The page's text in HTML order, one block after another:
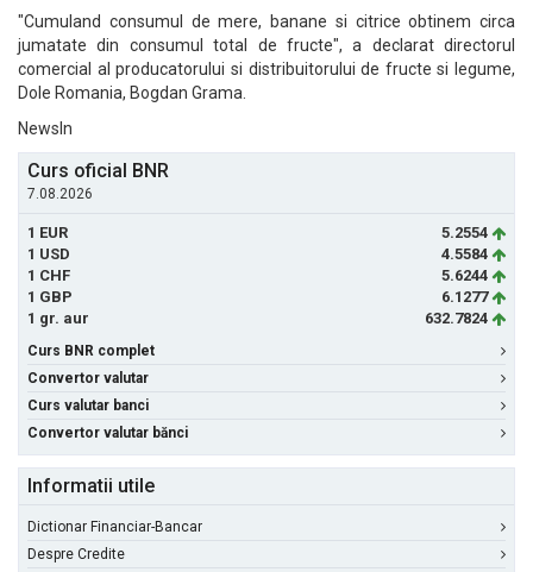
"Cumuland consumul de mere, banane si citrice obtinem circa
jumatate din consumul total de fructe", a declarat directorul
comercial al producatorului si distribuitorului de fructe si legume,
Dole Romania, Bogdan Grama.
NewsIn
Curs oficial BNR
7.08.2026
1 EUR
5.2554
1 USD
4.5584
1 CHF
5.6244
1 GBP
6.1277
1 gr. aur
632.7824
Curs BNR complet
Convertor valutar
Curs valutar banci
Convertor valutar bănci
Informatii utile
Dictionar Financiar-Bancar
Despre Credite